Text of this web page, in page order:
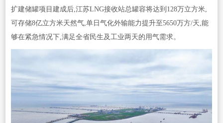
扩建储罐项目建成后,江苏LNG接收站总罐容将达到128万立方米,
可存储8亿立方米天然气,单日气化外输能力提升至5650万方/天,能
够在紧急情况下,满足全省民生及工业两天的用气需求。